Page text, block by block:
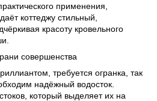
применения,
коттеджу стильный,
красоту кровельного
совершенства
требуется огранка, так
надёжный водосток.
который выделяет их на